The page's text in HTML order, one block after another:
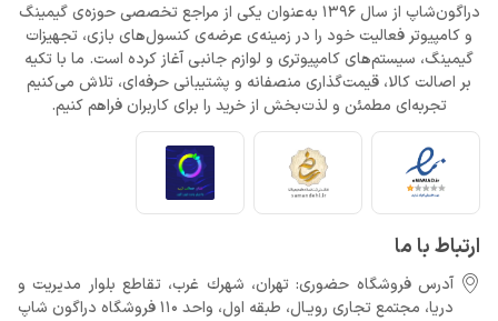
دراگون‌شاپ از سال 1396 به‌عنوان یکی از مراجع تخصصی حوزه‌ی گیمینگ
و کامپیوتر فعالیت خود را در زمینه‌ی عرضه‌ی کنسول‌های بازی، تجهیزات
گیمینگ، سیستم‌های کامپیوتری و لوازم جانبی آغاز کرده است. ما با تکیه
بر اصالت کالا، قیمت‌گذاری منصفانه و پشتیبانی حرفه‌ای، تلاش می‌کنیم
تجربه‌ای مطمئن و لذت‌بخش از خرید را برای کاربران فراهم کنیم.
ارتباط با ما
آدرس فروشگاه حضوری: تهران، شهرك غرب، تقاطع بلوار مدیریت و
دريا، مجتمع تجارى رويـال، طبقه اول، واحد 110 فروشگاه دراگون شاپ